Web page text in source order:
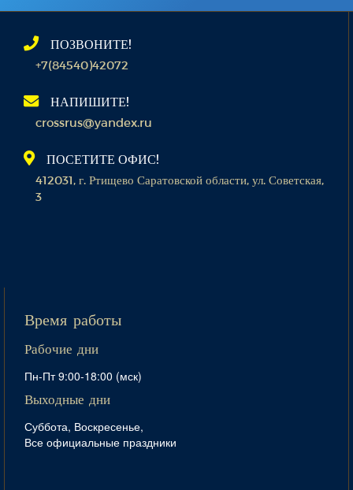
ПОЗВОНИТЕ!
+7(84540)42072
НАПИШИТЕ!
crossrus@yandex.ru
ПОСЕТИТЕ ОФИС!
412031, г. Ртищево Саратовской области, ул. Советская,
3
Время работы
Рабочие дни
Пн-Пт 9:00-18:00 (мск)
Выходные дни
Суббота, Воскресенье,
Все официальные праздники